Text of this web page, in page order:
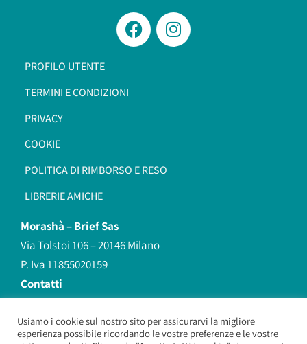
PROFILO UTENTE
TERMINI E CONDIZIONI
PRIVACY
COOKIE
POLITICA DI RIMBORSO E RESO
LIBRERIE AMICHE
Morashà –Brief Sas
Via Tolstoi 106 – 20146 Milano
P. Iva 11855020159
Contatti
redazione@morasha.it
339 8596707
(anche Whatsapp)
Usiamo i cookie sul nostro sito per assicurarvi la migliore
esperienza possibile ricordando le vostre preferenze e le vostre